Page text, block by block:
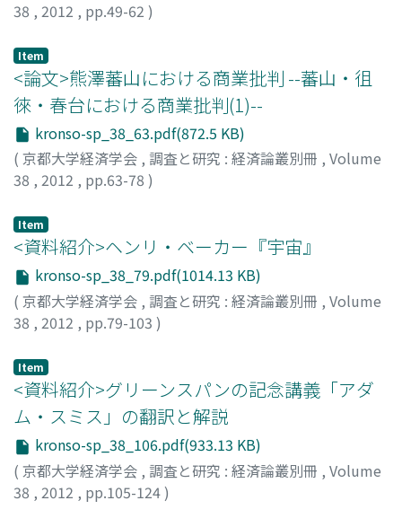
38 , 2012 , pp.49-62 )
Item
<論文>熊澤蕃山における商業批判 --蕃山・徂
徠・春台における商業批判(1)--
kronso-sp_38_63.pdf(872.5 KB)
( 京都大学経済学会 , 調査と研究 : 経済論叢別冊 , Volume
38 , 2012 , pp.63-78 )
Item
<資料紹介>ヘンリ・ベーカー『宇宙』
kronso-sp_38_79.pdf(1014.13 KB)
( 京都大学経済学会 , 調査と研究 : 経済論叢別冊 , Volume
38 , 2012 , pp.79-103 )
Item
<資料紹介>グリーンスパンの記念講義「アダ
ム・スミス」の翻訳と解説
kronso-sp_38_106.pdf(933.13 KB)
( 京都大学経済学会 , 調査と研究 : 経済論叢別冊 , Volume
38 , 2012 , pp.105-124)